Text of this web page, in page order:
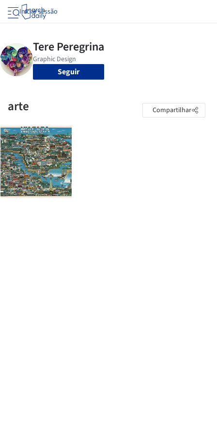
Iniciar sessão
Seguir
arte Compartilhar